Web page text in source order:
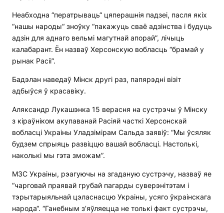
Неабходна “ператрываць“ цяперашнія падзеі, пасля якіх
“нашы народы“ зноўку “пакажуць сваё адзінства і будуць
адзін для аднаго вельмі магутнай апорай”, лічыць
калабарант. Ён назваў Херсонскую вобласць “брамай у
рынак Расіі”.
Бадэлан наведаў Мінск другі раз, папярэдні візіт
адбыўся ў красавіку.
Аляксандр Лукашэнка 15 верасня на сустрэчы ў Мінску
з кіраўніком акупаванай Расіяй часткі Херсонскай
вобласці Украіны Уладзімірам Сальда заявіў: “Мы ўсяляк
будзем спрыяць развіццю вашай вобласці. Настолькі,
наколькі мы гэта зможам”.
МЗС Украіны, рэагуючы на згаданую сустрэчу, назваў яе
“чарговай праявай грубай пагарды суверэнітэтам і
тэрытарыяльнай цэласнасцю Украіны, усяго ўкраінскага
народа“. “Ганебным з’яўляецца не толькі факт сустрэчы,